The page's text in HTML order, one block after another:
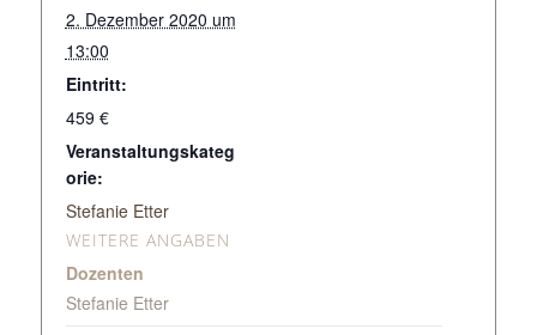
2. Dezember 2020 um
13:00
Eintritt:
459 €
Veranstaltungskateg
orie:
Stefanie Etter
WEITERE ANGABEN
Dozenten
Stefanie Etter